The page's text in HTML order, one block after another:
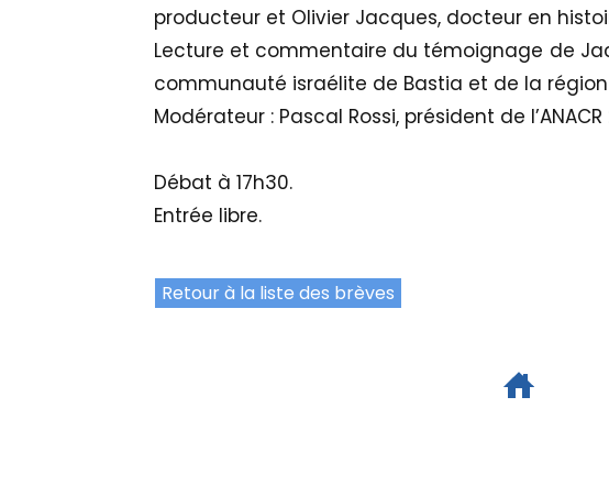
producteur et Olivier Jacques, docteur en
Lecture et commentaire du témoignage de
communauté israélite de Bastia et de la
Modérateur : Pascal Rossi, président de l’ANACR
Débat à 17h30.
Entrée libre.
Retour à la liste des brèves